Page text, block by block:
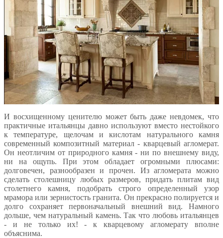
И восхищенному ценителю может быть даже невдомек, что
практичные итальянцы давно используют вместо нестойкого
к температуре, щелочам и кислотам натурального камня
современный композитный материал - кварцевый агломерат.
Он неотличим от природного камня - ни по внешнему виду,
ни на ощупь. При этом обладает огромными плюсами:
долговечен, разнообразен и прочен. Из агломерата можно
сделать столешницу любых размеров, придать плитам вид
столетнего камня, подобрать строго определенный узор
мрамора или зернистость гранита. Он прекрасно полируется и
долго сохраняет первоначальный внешний вид. Намного
дольше, чем натуральный камень. Так что любовь итальянцев
- и не только их! - к кварцевому агломерату вполне
объяснима.